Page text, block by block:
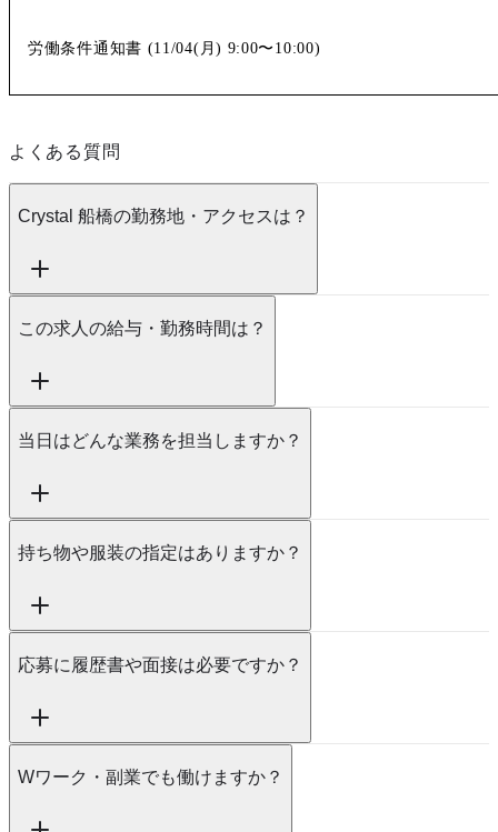
労働条件通知書 (11/04(月) 9:00〜10:00)
よくある質問
Crystal 船橋の勤務地・アクセスは？
この求人の給与・勤務時間は？
当日はどんな業務を担当しますか？
持ち物や服装の指定はありますか？
応募に履歴書や面接は必要ですか？
Wワーク・副業でも働けますか？